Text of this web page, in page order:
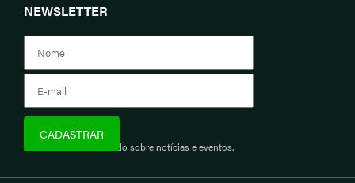
NEWSLETTER
Assine e fique informado sobre notícias e eventos.